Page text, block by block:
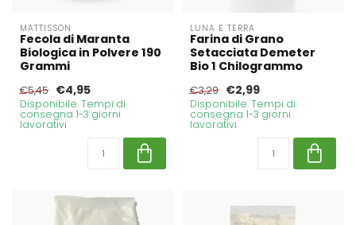
MATTISSON
Fecola di Maranta
Biologica in Polvere 190
Grammi
€5,45 €4,95
Disponibile. Tempi di
consegna 1-3 giorni
lavorativi
LUNA E TERRA
Farina di Grano
Setacciata Demeter
Bio 1 Chilogrammo
€3,29 €2,99
Disponibile. Tempi di
consegna 1-3 giorni
lavorativi